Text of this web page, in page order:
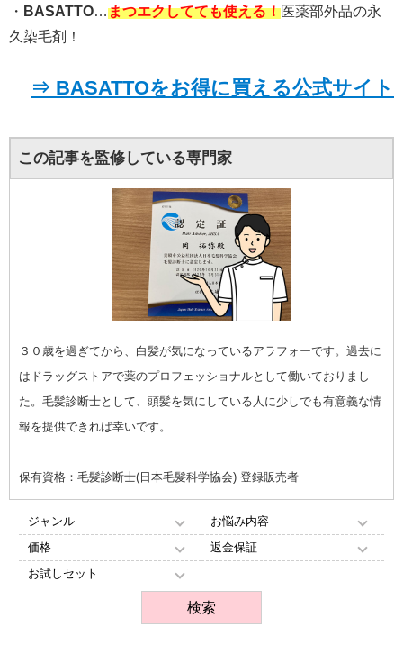
・ BASATTO…まつエクしてても使える！医薬部外品の永
久染毛剤！
⇒ BASATTOをお得に買える公式サイト
この記事を監修している専門家
３０歳を過ぎてから、白髪が気になっているアラフォーです。過去に
はドラッグストアで薬のプロフェッショナルとして働いておりまし
た。毛髪診断士として、頭髪を気にしている人に少しでも有意義な情
報を提供できれば幸いです。
保有資格：毛髪診断士(日本毛髪科学協会) 登録販売者